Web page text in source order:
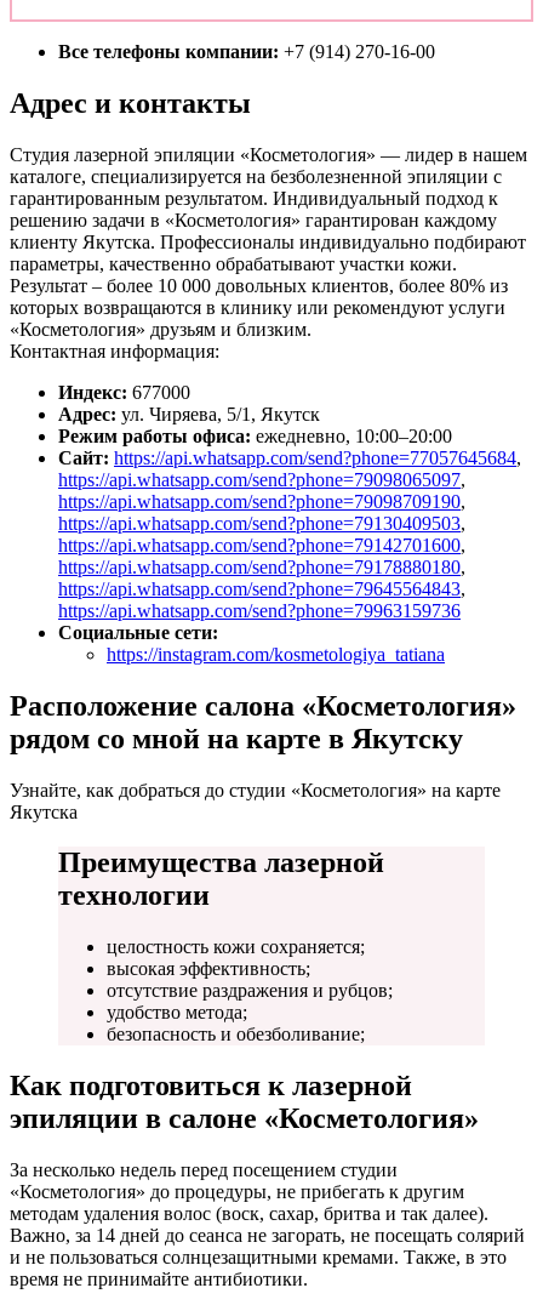
Все телефоны компании: +7 (914) 270-16-00
Адрес и контакты
Студия лазерной эпиляции «Косметология» — лидер в нашем
каталоге, специализируется на безболезненной эпиляции с
гарантированным результатом. Индивидуальный подход к
решению задачи в «Косметология» гарантирован каждому
клиенту Якутска. Профессионалы индивидуально подбирают
параметры, качественно обрабатывают участки кожи.
Результат – более 10 000 довольных клиентов, более 80% из
которых возвращаются в клинику или рекомендуют услуги
«Косметология» друзьям и близким.
Контактная информация:
Индекс: 677000
Адрес: ул. Чиряева, 5/1, Якутск
Режим работы офиса: ежедневно, 10:00–20:00
Сайт: https://api.whatsapp.com/send?phone=77057645684,
https://api.whatsapp.com/send?phone=79098065097,
https://api.whatsapp.com/send?phone=79098709190,
https://api.whatsapp.com/send?phone=79130409503,
https://api.whatsapp.com/send?phone=79142701600,
https://api.whatsapp.com/send?phone=79178880180,
https://api.whatsapp.com/send?phone=79645564843,
https://api.whatsapp.com/send?phone=79963159736
Социальные сети:
https://instagram.com/kosmetologiya_tatiana
Расположение салона «Косметология»
рядом со мной на карте в Якутску
Узнайте, как добраться до студии «Косметология» на карте
Якутска
Преимущества лазерной
технологии
целостность кожи сохраняется;
высокая эффективность;
отсутствие раздражения и рубцов;
удобство метода;
безопасность и обезболивание;
Как подготовиться к лазерной
эпиляции в салоне «Косметология»
За несколько недель перед посещением студии
«Косметология» до процедуры, не прибегать к другим
методам удаления волос (воск, сахар, бритва и так далее).
Важно, за 14 дней до сеанса не загорать, не посещать солярий
и не пользоваться солнцезащитными кремами. Также, в это
время не принимайте антибиотики.